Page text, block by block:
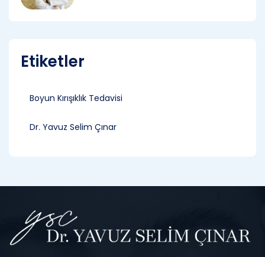
Etiketler
Boyun Kırışıklık Tedavisi
Dr. Yavuz Selim Çınar